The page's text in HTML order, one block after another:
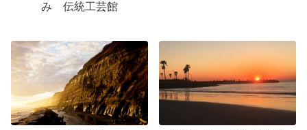
み 伝統工芸館